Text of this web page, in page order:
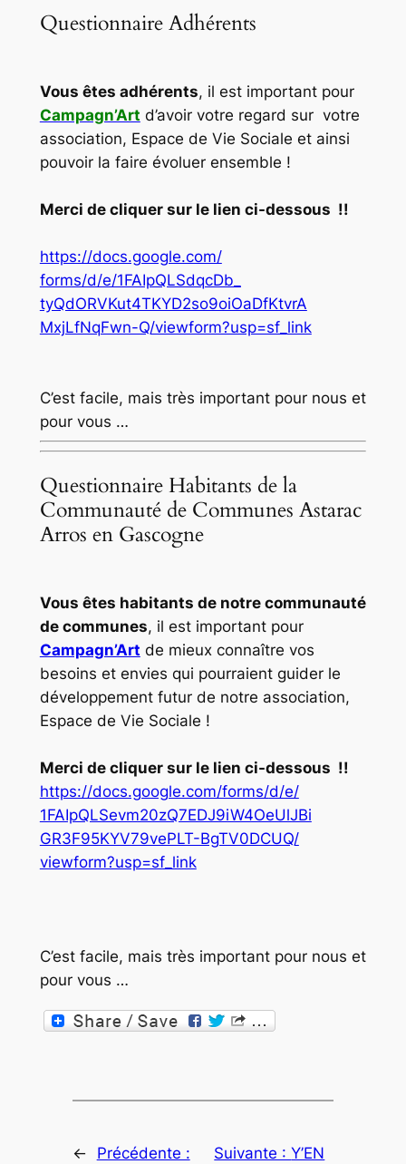
Questionnaire Adhérents
Vous êtes adhérents, il est important pour
Campagn’Art d’avoir votre regard sur votre
association, Espace de Vie Sociale et ainsi
pouvoir la faire évoluer ensemble !
Merci de cliquer sur le lien ci-dessous !!
https://docs.google.com/
forms/d/e/1FAIpQLSdqcDb_
tyQdORVKut4TKYD2so9oiOaDfKtvrA
MxjLfNqFwn-Q/viewform?usp=sf_ link
C’est facile, mais très important pour nous et
pour vous …
Questionnaire Habitants de la
Communauté de Communes Astarac
Arros en Gascogne
Vous êtes habitants de notre communauté
de communes, il est important pour
Campagn’Art de mieux connaître vos
besoins et envies qui pourraient guider le
développement futur de notre association,
Espace de Vie Sociale !
Merci de cliquer sur le lien ci-dessous !!
https://docs.google.com/forms/d/e/
1FAIpQLSevm20zQ7EDJ9iW4OeUlJBi
GR3F95KYV79vePLT-BgTV0DCUQ/
viewform?usp=sf_link
C’est facile, mais très important pour nous et
pour vous …
←
Précédente :
Suivante :Y’EN